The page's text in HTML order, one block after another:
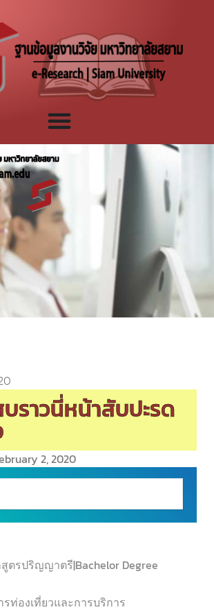
ราวนี่หน้าสับปะรด
2, 2020
ตรปริญญาตรี|Bachelor Degree
ท่องเที่ยวและการบริการ